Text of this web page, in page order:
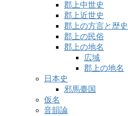
郡上中世史
郡上近世史
郡上の方言と歴史
郡上の民俗
郡上の地名
広域
郡上の地名
日本史
邪馬臺国
仮名
音韻論